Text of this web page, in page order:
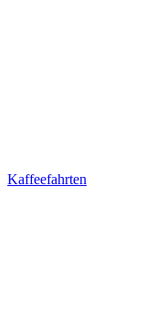
Kaffeefahrten